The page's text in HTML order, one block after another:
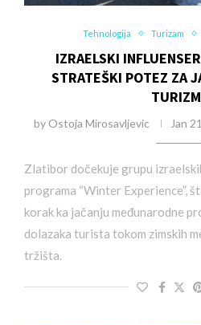
Tehnologija Turizam
IZRAELSKI
STRATEŠKI POTEZ ZA
by Ostoja Mirosavljevic Jan
Zlatibor dočekuje grupu
programa “Winter Experience”,
korak ka jačanju međunarodne
dolazaka turista tokom zimskih
tržišta.